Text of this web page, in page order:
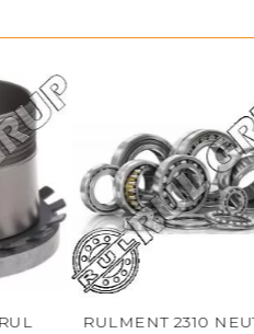
RULMENT 2310 NEUTRAL